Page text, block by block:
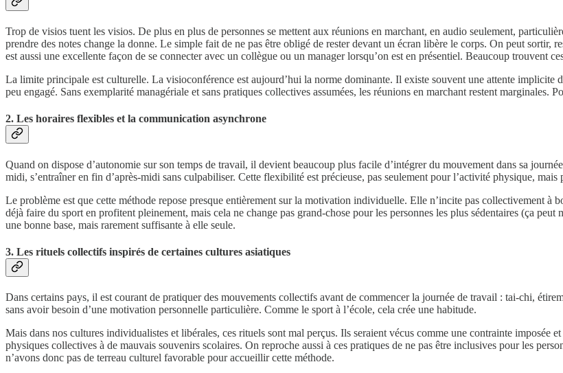
Trop de visios tuent les visios. De plus en plus de personnes se mettent aux réunions en marchant, en audio seulement,
prendre des notes change la donne. Le simple fait de ne pas être obligé de rester devant un écran libère le corps. On peut sortir,
est aussi une excellente façon de se connecter avec un collègue ou un manager lorsqu’on est en présentiel. Beaucoup trouvent
La limite principale est culturelle. La visioconférence est aujourd’hui la norme dominante. Il existe souvent une attente implicite
peu engagé. Sans exemplarité managériale et sans pratiques collectives assumées, les réunions en marchant restent marginales.
2. Les horaires flexibles et la communication asynchrone
Quand on dispose d’autonomie sur son temps de travail, il devient beaucoup plus facile d’intégrer du mouvement dans sa
midi, s’entraîner en fin d’après-midi sans culpabiliser. Cette flexibilité est précieuse, pas seulement pour l’activité physique,
Le problème est que cette méthode repose presque entièrement sur la motivation individuelle. Elle n’incite pas collectivement à
déjà faire du sport en profitent pleinement, mais cela ne change pas grand-chose pour les personnes les plus sédentaires (ça
une bonne base, mais rarement suffisante à elle seule.
3. Les rituels collectifs inspirés de certaines cultures asiatiques
Dans certains pays, il est courant de pratiquer des mouvements collectifs avant de commencer la journée de travail : tai-chi,
sans avoir besoin d’une motivation personnelle particulière. Comme le sport à l’école, cela crée une habitude.
Mais dans nos cultures individualistes et libérales, ces rituels sont mal perçus. Ils seraient vécus comme une contrainte imposée
physiques collectives à de mauvais souvenirs scolaires. On reproche aussi à ces pratiques de ne pas être inclusives pour les
n’avons donc pas de terreau culturel favorable pour accueillir cette méthode.